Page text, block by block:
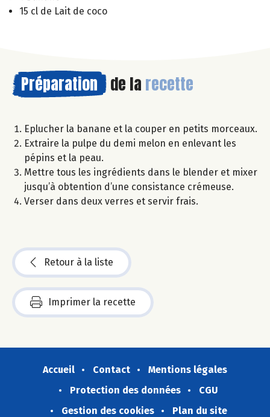
15 cl de Lait de coco
Préparation de la recette
Eplucher la banane et la couper en petits morceaux.
Extraire la pulpe du demi melon en enlevant les
pépins et la peau.
Mettre tous les ingrédients dans le blender et mixer
jusqu’à obtention d’une consistance crémeuse.
Verser dans deux verres et servir frais.
Retour à la liste
Imprimer la recette
Accueil Contact
Mentions légales
Protection des données
CGU
Gestion des cookies
Plan du site